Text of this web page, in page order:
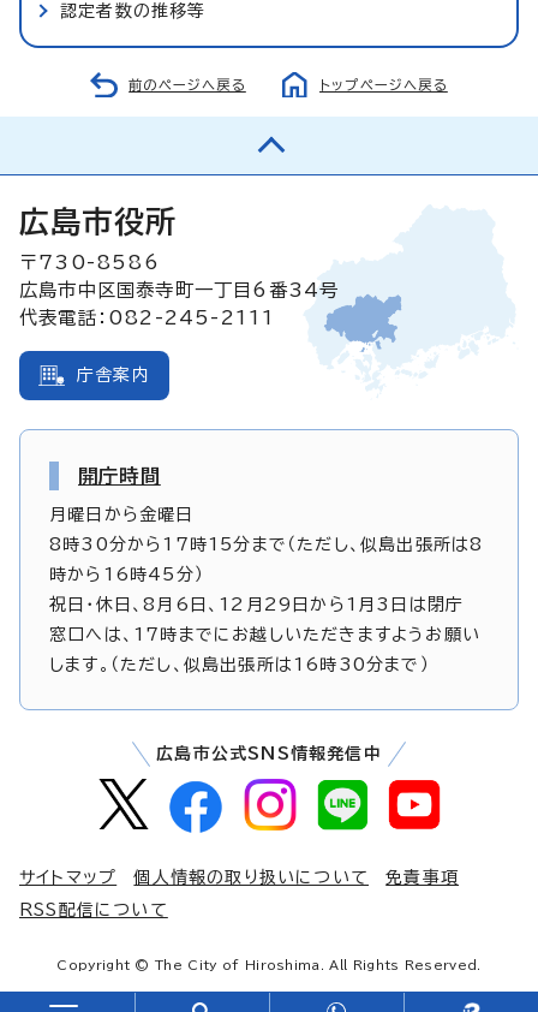
認定者数の推移等
前のページへ戻る トップページへ戻る
広島市役所
〒730-8586
広島市中区国泰寺町一丁目6番34号
代表電話：082-245-2111
庁舎案内
開庁時間
月曜日から金曜日
8時30分から17時15分まで（ただし、似島出張所は8
時から16時45分）
祝日・休日、8月6日、12月29日から1月3日は閉庁
窓口へは、17時までにお越しいただきますようお願い
します。（ただし、似島出張所は16時30分まで）
広島市公式SNS情報発信中
サイトマップ 個人情報の取り扱いについて
免責事項
RSS配信について
Copyright © The City of Hiroshima. All Rights Reserved.